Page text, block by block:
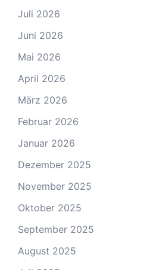
Juli 2026
Juni 2026
Mai 2026
April 2026
März 2026
Februar 2026
Januar 2026
Dezember 2025
November 2025
Oktober 2025
September 2025
August 2025